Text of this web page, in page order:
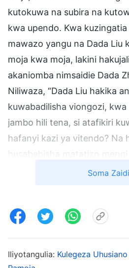
kutokuwa na subira na
kwa upendo. Kwa
mawazo yangu na Dada Liu
moja kwa moja, lakini
akaniomba nimsaidie Dada
Niliwaza, “Dada Liu hakika
kuwabadilisha viongozi,
jambo hili tena, si atafikiri
hafanyi kazi ya vitendo? Na
husababisha matatizo
vigumu kuelewana nami.
kutosema chochote zaidi.
kufichua na kuchambua
Soma Zaidi
Iliyotangulia: Kulegeza